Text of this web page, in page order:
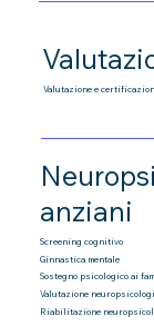
Valutazione e
anziani
Screening cognitivo
Ginnastica mentale
Sostegno psicologico ai
Valutazione
Riabilitazione